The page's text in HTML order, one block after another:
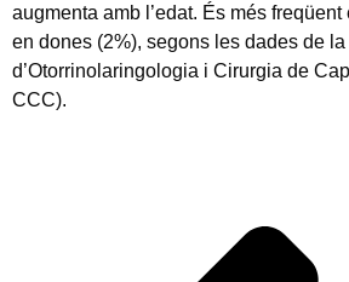
augmenta amb l’edat. És més
en dones (2%), segons les dades de
d’Otorrinolaringologia i Cirurgia de
CCC).